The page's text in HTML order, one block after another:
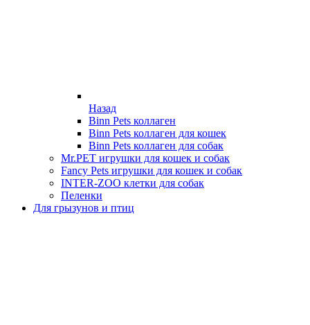
Назад
Binn Pets коллаген
Binn Pets коллаген для кошек
Binn Pets коллаген для собак
Mr.PET игрушки для кошек и собак
Fancy Pets игрушки для кошек и собак
INTER-ZOO клетки для собак
Пеленки
Для грызунов и птиц